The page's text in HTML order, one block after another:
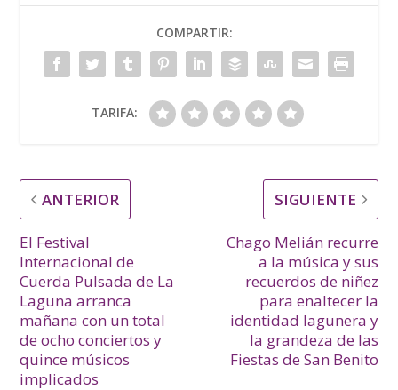
COMPARTIR:
TARIFA:
ANTERIOR
El Festival
Internacional de
Cuerda Pulsada de La
Laguna arranca
mañana con un total
de ocho conciertos y
quince músicos
implicados
SIGUIENTE
Chago Melián recurre
a la música y sus
recuerdos de niñez
para enaltecer la
identidad lagunera y
la grandeza de las
Fiestas de San Benito